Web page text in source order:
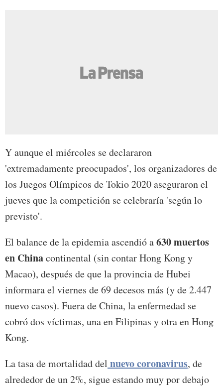
Y aunque el miércoles se declararon
'extremadamente preocupados', los organizadores de
los Juegos Olímpicos de Tokio 2020 aseguraron el
jueves que la competición se celebraría 'según lo
previsto'.
El balance de la epidemia ascendió a630 muertos
en Chinacontinental (sin contar Hong Kong y
Macao), después de que la provincia de Hubei
informara el viernes de 69 decesos más (y de 2.447
nuevo casos). Fuera de China, la enfermedad se
cobró dos víctimas, una en Filipinas y otra en Hong
Kong.
La tasa de mortalidad del nuevo coronavirus, de
alrededor de un 2%, sigue estando muy por debajo